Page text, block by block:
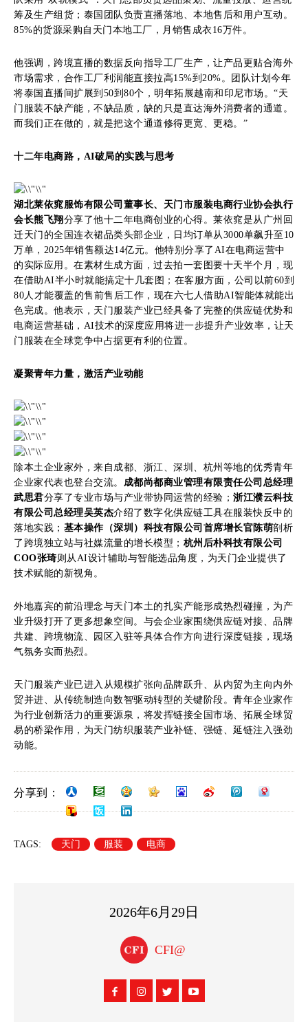
筹及生产组货；泰国团队负责直播落地、本地售后和用户互动。
85%的货源采购自天门本地工厂，月销售成衣16万件。
他强调，跨境直播的数据反向指导工厂生产，让产品更贴合海外
市场需求，合作工厂利润能直接拉高15%到20%。团队计划今年
将泰国直播间扩展到50到80个，明年拓展越南和印尼市场。“天
门服装不缺产能，不缺品质，缺的只是直达海外消费者的通道。
而我们正在做的，就是把这个通道修得更宽、更稳。”
十二年电商路，AI破局的实践与思考
湖北莱依窕服饰有限公司董事长、天门市服装电商行业协会执行
会长熊飞翔 分享了他十二年电商创业的心得。莱依窕是从广州回
迁天门的全国连衣裙品类头部企业，日均订单从3000单飙升至10
万单，2025年销售额达14亿元。他特别分享了AI在电商运营中
的实际应用。在素材生成方面，过去拍一套图要十天半个月，现
在借助AI半小时就能搞定十几套图；在客服方面，公司以前60到
80人才能覆盖的售前售后工作，现在六七人借助AI智能体就能出
色完成。他表示，天门服装产业已经具备了完整的供应链优势和
电商运营基础，AI技术的深度应用将进一步提升产业效率，让天
门服装在全球竞争中占据更有利的位置。
凝聚青年力量，激活产业动能
除本土企业家外，来自成都、浙江、深圳、杭州等地的优秀青年
企业家代表也登台交流。 成都尚都商业管理有限责任公司总经理
武思君分享了专业市场与产业带协同运营的经验； 浙江濮云科技
有限公司总经理吴英杰介绍了数字化供应链工具在服装快反中的
落地实践； 基本操作（深圳）科技有限公司首席增长官陈萌剖析
了跨境独立站与社媒流量的增长模型； 杭州后朴科技有限公司
COO张琦则从AI设计辅助与智能选品角度，为天门企业提供了
技术赋能的新视角。
外地嘉宾的前沿理念与天门本土的扎实产能形成热烈碰撞，为产
业升级打开了更多想象空间。与会企业家围绕供应链对接、品牌
共建、跨境物流、园区入驻等具体合作方向进行深度链接，现场
气氛务实而热烈。
天门服装产业已进入从规模扩张向品牌跃升、从内贸为主向内外
贸并进、从传统制造向数智驱动转型的关键阶段。青年企业家作
为行业创新活力的重要源泉，将发挥链接全国市场、拓展全球贸
易的桥梁作用，为天门纺织服装产业补链、强链、延链注入强劲
动能。
分享到：
TAGS: 天门 服装 电商
2026年6月29日
CFI@